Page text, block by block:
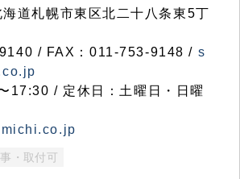
道札幌市東区北二十八条東5丁
/ FAX：011-753-9148 / s
17:30 / 定休日：土曜日・日曜
・取付可